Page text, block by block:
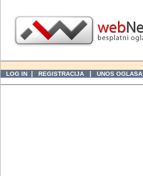
LOG IN | REGISTRACIJA | UNOS OGLASA